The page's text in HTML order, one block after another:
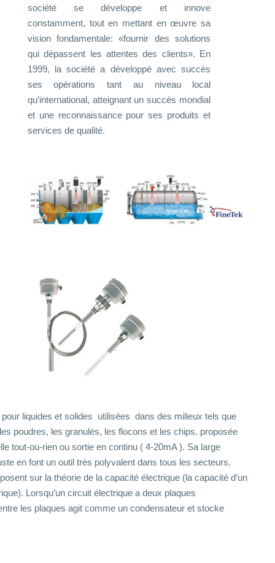
société se développe et innove
constamment, tout en mettant en œuvre sa
vision fondamentale: «fournir des solutions
qui dépassent les attentes des clients». En
1999, la société a développé avec succès
ses opérations tant au niveau local
qu’international, atteignant un succès mondial
et une reconnaissance pour ses produits et
services de qualité.
liquides et solides utilisées dans des milieux tels que
poudres, les granulés, les flocons et les chips. proposée
tout-ou-rien ou sortie en continu ( 4-20mA ). Sa large
en font un outil très polyvalent dans tous les secteurs.
sur la théorie de la capacité électrique (la capacité d’un
Lorsqu’un circuit électrique a deux plaques
les plaques agit comme un condensateur et stocke